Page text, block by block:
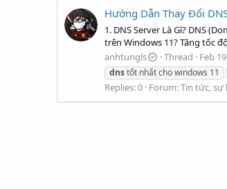
Hướng Dẫn Thay Đổi
1. DNS Server Là Gì? DNS
trên Windows 11? Tăng tốc
anhtungls
Thread Feb
dnstốt nhất cho windows 11
Replies: 0 Forum:Tin tức,